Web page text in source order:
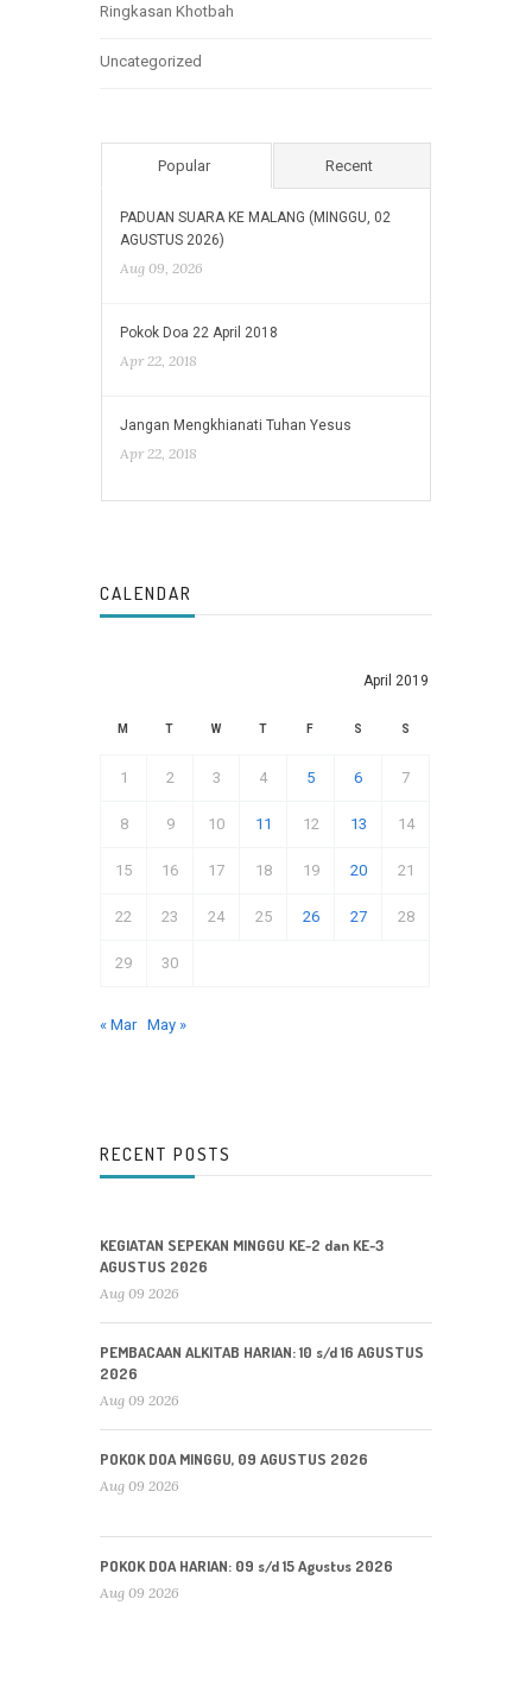
Ringkasan Khotbah
Uncategorized
Popular Recent
PADUAN SUARA KE MALANG (MINGGU, 02
AGUSTUS 2026)
Aug 09, 2026
Pokok Doa 22 April 2018
Apr 22, 2018
Jangan Mengkhianati Tuhan Yesus
Apr 22, 2018
CALENDAR
April 2019
M T W T F S S
1 2 3 4 5 6 7
8 9 10 11 12 13 14
15 16 17 18 19 20 21
22 23 24 25 26 27 28
29 30
« Mar May »
RECENT POSTS
KEGIATAN SEPEKAN MINGGU KE-2 dan KE-3
AGUSTUS 2026
Aug 09 2026
PEMBACAAN ALKITAB HARIAN: 10 s/d 16 AGUSTUS
2026
Aug 09 2026
POKOK DOA MINGGU, 09 AGUSTUS 2026
Aug 09 2026
POKOK DOA HARIAN: 09 s/d 15 Agustus 2026
Aug 09 2026